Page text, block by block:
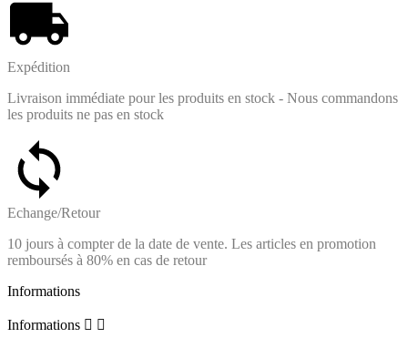
Expédition
Livraison immédiate pour les produits en stock - Nous commandons
les produits ne pas en stock
Echange/Retour
10 jours à compter de la date de vente. Les articles en promotion
remboursés à 80% en cas de retour
Informations
Informations  